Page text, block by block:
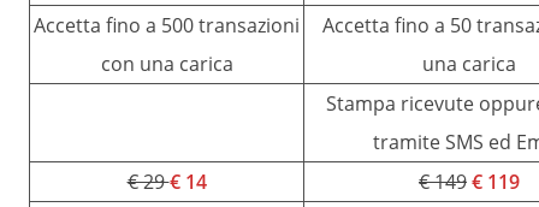
Accetta fino a 500 transazioni
con una carica
Accetta fino a 50
una carica
Stampa ricevute
tramite SMS ed
€ 29€ 14 € 149€ 119